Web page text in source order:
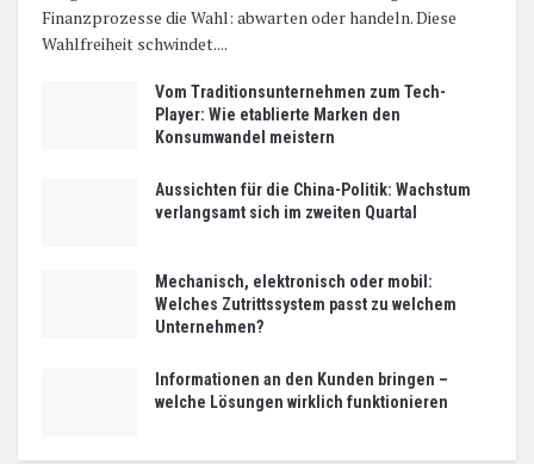
Finanzprozesse die Wahl: abwarten oder handeln. Diese
Wahlfreiheit schwindet....
Vom Traditionsunternehmen zum Tech-
Player: Wie etablierte Marken den
Konsumwandel meistern
Aussichten für die China-Politik: Wachstum
verlangsamt sich im zweiten Quartal
Mechanisch, elektronisch oder mobil:
Welches Zutrittssystem passt zu welchem
Unternehmen?
Informationen an den Kunden bringen –
welche Lösungen wirklich funktionieren